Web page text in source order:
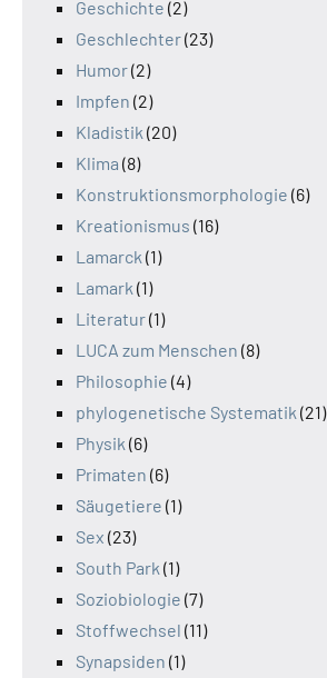
Geschichte (2)
Geschlechter(23)
Humor(2)
Impfen (2)
Kladistik (20)
Klima (8)
Konstruktionsmorphologie (6)
Kreationismus (16)
Lamarck (1)
Lamark (1)
Literatur(1)
LUCA zum Menschen (8)
Philosophie (4)
phylogenetische Systematik (21)
Physik (6)
Primaten (6)
Säugetiere (1)
Sex (23)
South Park (1)
Soziobiologie (7)
Stoffwechsel (11)
Synapsiden (1)